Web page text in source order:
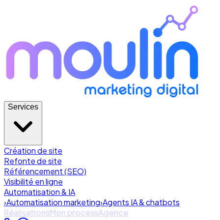
Services
Création de site
Refonte de site
Référencement (SEO)
Visibilité en ligne
Automatisation & IA
›Automatisation marketing›Agents IA & chatbots
RéalisationsMon processAgence